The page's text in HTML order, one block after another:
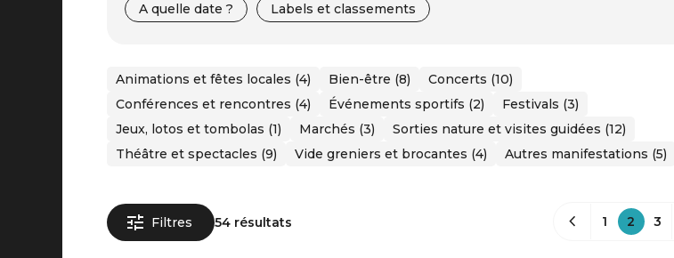
A quelle date ? Labels et classements
Animations et fêtes locales (4) Bien-être (8)
Concerts (10)
Conférences et rencontres (4)
Événements sportifs (2)
Festivals (3)
Jeux, lotos et tombolas (1)
Marchés (3)
Sorties nature et visites guidées (12)
Théâtre et spectacles (9)
Vide greniers et brocantes (4) Autres manifestations (5)
Filtres 54 résultats 1 2 3